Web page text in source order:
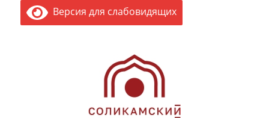
Версия для слабовидящих